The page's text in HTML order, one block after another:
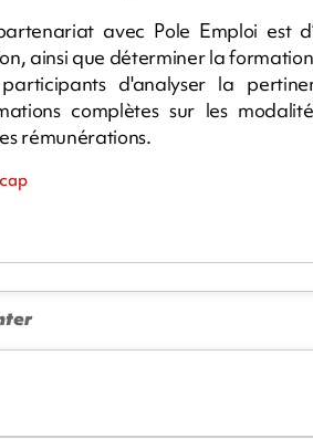
avec Pole Emploi est
ainsi que déterminer la
d'analyser la
complètes sur les
rémunérations.